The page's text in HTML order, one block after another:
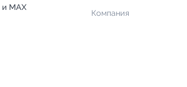
MAX
Компания